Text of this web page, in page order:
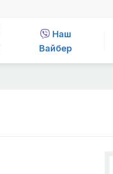
Наш
Вайбер